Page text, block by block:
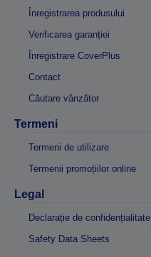
Înregistrarea produsului
Verificarea garanției
Înregistrare CoverPlus
Contact
Căutare vânzător
Termeni
Termeni de utilizare
Termenii promoțiilor online
Legal
Declarație de
Safety Data Sheets